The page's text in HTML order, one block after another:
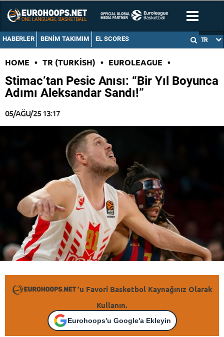
HABERLER BENIM TAKIMIM EL SCORES TR
HOME • TR (TURKISH) • EUROLEAGUE •
Stimac’tan Pesic Anısı: “Bir Yıl Boyunca
Adımı Aleksandar Sandı!”
05/AĞU/25 13:17
'u Favori Basketbol Kaynağınız Olarak
Kullanın.
Eurohoops'u Google'a Ekleyin